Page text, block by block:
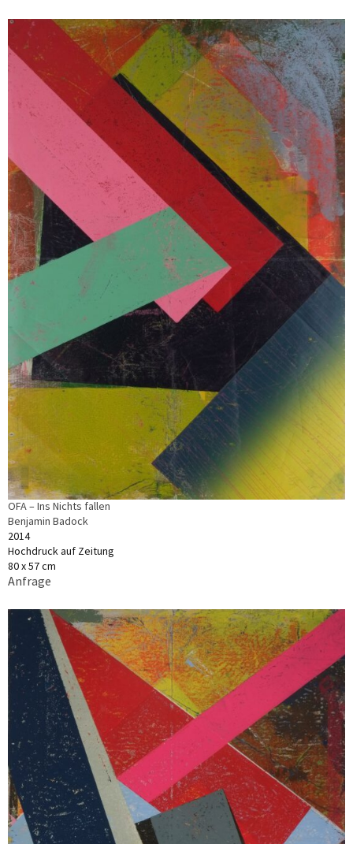
OFA – Ins Nichts fallen
Benjamin Badock
2014
Hochdruck auf Zeitung
80 x 57 cm
Anfrage